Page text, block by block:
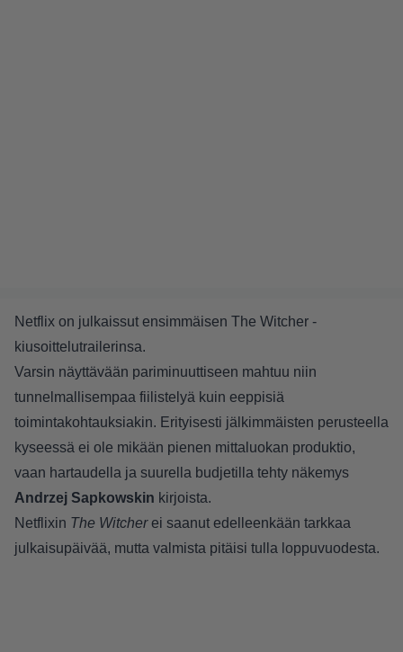
Netflix on julkaissut ensimmäisen The Witcher -
kiusoittelutrailerinsa.
Varsin näyttävään pariminuuttiseen mahtuu niin
tunnelmallisempaa fiilistelyä kuin eeppisiä
toimintakohtauksiakin. Erityisesti jälkimmäisten perusteella
kyseessä ei ole mikään pienen mittaluokan produktio,
vaan hartaudella ja suurella budjetilla tehty näkemys
Andrzej Sapkowskin kirjoista.
Netflixin The Witcherei saanut edelleenkään tarkkaa
julkaisupäivää, mutta valmista pitäisi tulla loppuvuodesta.